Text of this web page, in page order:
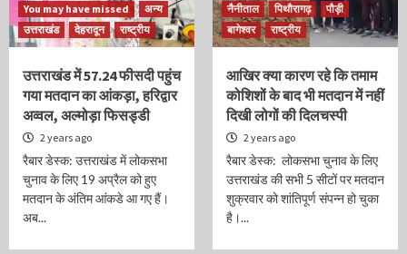
You may have missed
अन्य
उत्तराखंड
देहरादून राष्ट्रीय
उत्तराखंड में 57.24 फीसदी पहुंच
गया मतदान का आंकड़ा, हरिद्वार
अव्वल, अल्मोड़ा फिसड्डी
2 years ago
रैबार डेस्क: उत्तराखंड में लोकसभा
चुनाव के लिए 19 अप्रैल को हुए
मतदान के अंतिम आंकडे आ गए हैं।
अब...
नैनीताल
पिथौरागढ़
पौड़ी
बागेश्वर
राष्ट्रीय
आखिर क्या कारण रहे कि तमाम
कोशिशों के बाद भी मतदान में नहीं
दिखी लोगों की दिलचस्पी
2 years ago
रैबार डेस्क: लोकसभा चुनाव के लिए
उत्तराखंड की सभी 5 सीटों पर मतदान
शुक्रवार को शांतिपूर्ण संपन्न हो चुका
है।...